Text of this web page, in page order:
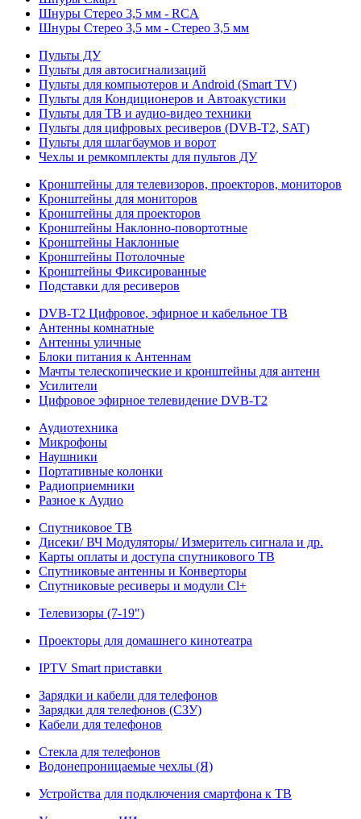
Шнуры Стерео 3,5 мм - RCA
Шнуры Стерео 3,5 мм - Стерео 3,5 мм
Пульты ДУ
Пульты для автосигнализаций
Пульты для компьютеров и Android (Smart TV)
Пульты для Кондиционеров и Автоакустики
Пульты для ТВ и аудио-видео техники
Пульты для цифровых ресиверов (DVB-T2, SAT)
Пульты для шлагбаумов и ворот
Чехлы и ремкомплекты для пультов ДУ
Кронштейны для телевизоров, проекторов, мониторов
Кронштейны для мониторов
Кронштейны для проекторов
Кронштейны Наклонно-повортотные
Кронштейны Наклонные
Кронштейны Потолочные
Кронштейны Фиксированные
Подставки для ресиверов
DVB-T2 Цифровое, эфирное и кабельное ТВ
Антенны комнатные
Антенны уличные
Блоки питания к Антеннам
Мачты телескопические и кронштейны для антенн
Усилители
Цифровое эфирное телевидение DVB-Т2
Аудиотехника
Микрофоны
Наушники
Портативные колонки
Радиоприемники
Разное к Аудио
Спутниковое ТВ
Дисеки/ ВЧ Модуляторы/ Измеритель сигнала и др.
Карты оплаты и доступа спутникового ТВ
Спутниковые антенны и Конверторы
Спутниковые ресиверы и модули Cl+
Телевизоры (7-19")
Проекторы для домашнего кинотеатра
IPTV Smart приставки
Зарядки и кабели для телефонов
Зарядки для телефонов (СЗУ)
Кабели для телефонов
Стекла для телефонов
Водонепроницаемые чехлы (Я)
Устройства для подключения смартфона к ТВ